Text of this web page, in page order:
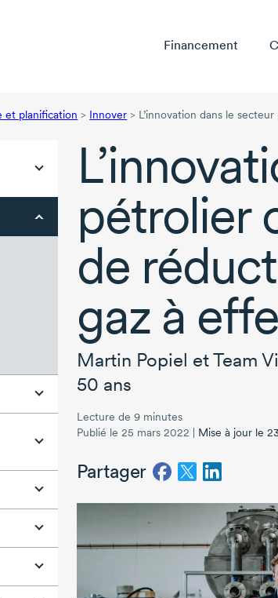
Financement
et planification > Innover > L’innovation dans le
pétrolier
de
gaz à
Martin Popiel etTeam
50 ans
Lecture de 9 minutes
Publié le 25 mars 2022
Mise à jour le
Partager